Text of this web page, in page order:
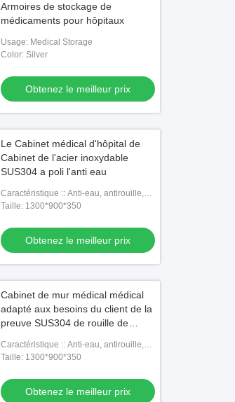
Armoires de stockage de
médicaments pour hôpitaux
Usage: Medical Storage
Color: Silver
Obtenez le meilleur prix
Le Cabinet médical d'hôpital de
Cabinet de l'acier inoxydable
SUS304 a poli l'anti eau
Caractéristique :: Anti-eau, antirouille,
longue durée de vie
Taille: 1300*900*350
Obtenez le meilleur prix
Cabinet de mur médical médical
adapté aux besoins du client de la
preuve SUS304 de rouille de
Caractéristique :: Anti-eau, antirouille,
longue durée de vie
Taille: 1300*900*350
Obtenez le meilleur prix